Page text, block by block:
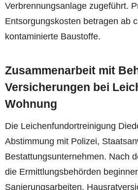
Verbrennungsanlage zugeführt.
Entsorgungskosten betragen ab
kontaminierte Baustoffe.
Zusammenarbeit mit
Versicherungen bei
Wohnung
Die Leichenfundortreinigung
Abstimmung mit Polizei,
Bestattungsunternehmen. Nach
die Ermittlungsbehörden
Sanierungsarbeiten.